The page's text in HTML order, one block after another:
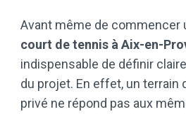
Avant même de commencer
court de tennis à Aix-en-
indispensable de définir
du projet. En effet, un terrain
privé ne répond pas aux